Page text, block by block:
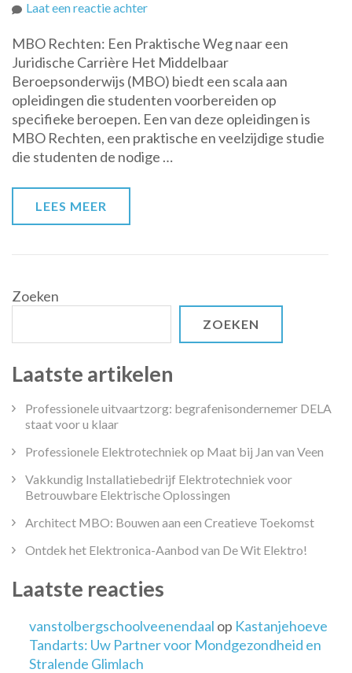
Laat een reactie achterop
Rechten:
Jouw
Praktische
Weg
naar
een
Juridische
MBO Rechten: Een Praktische Weg naar een
Juridische Carrière Het Middelbaar
Beroepsonderwijs (MBO) biedt een scala aan
opleidingen die studenten voorbereiden op
specifieke beroepen. Een van deze opleidingen is
MBO Rechten, een praktische en veelzijdige studie
die studenten de nodige …
LEES MEER
Zoeken
ZOEKEN
Laatste artikelen
Professionele uitvaartzorg: begrafenisondernemer DELA
staat voor u klaar
Professionele Elektrotechniek op Maat bij Jan van Veen
Vakkundig Installatiebedrijf Elektrotechniek voor
Betrouwbare Elektrische Oplossingen
Architect MBO: Bouwen aan een Creatieve Toekomst
Ontdek het Elektronica-Aanbod van De Wit Elektro!
Laatste reacties
vanstolbergschoolveenendaal op Kastanjehoeve
Tandarts: Uw Partner voor Mondgezondheid en
Stralende Glimlach